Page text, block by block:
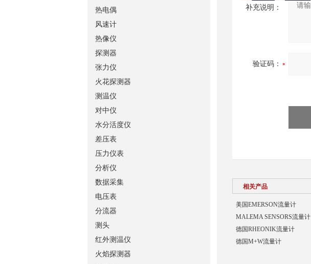
补充说明：
验证码：
相关产品
美国EMERSON流量计
MALEMA SENSORS流量计
德国RHEONIK流量计
德国M+W流量计
热电偶
风速计
热像仪
探测器
张力仪
火花探测器
测温仪
对中仪
水分活度仪
差压表
压力仪表
分析仪
数据采集
电压表
分流器
测头
红外测温仪
火焰探测器